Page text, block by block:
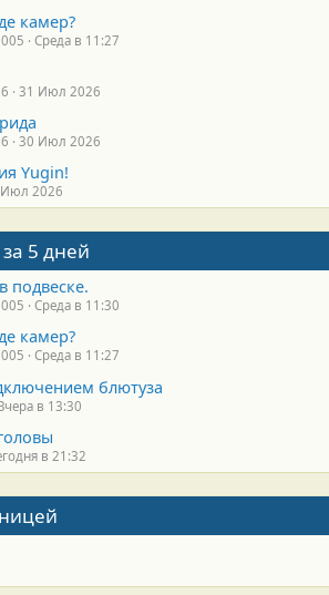
камер?
Среда в 11:27
31 Июл 2026
30 Июл 2026
Yugin!
2026
5 дней
подвеске.
Среда в 11:30
камер?
Среда в 11:27
блютуза
в 13:30
в 21:32
почта